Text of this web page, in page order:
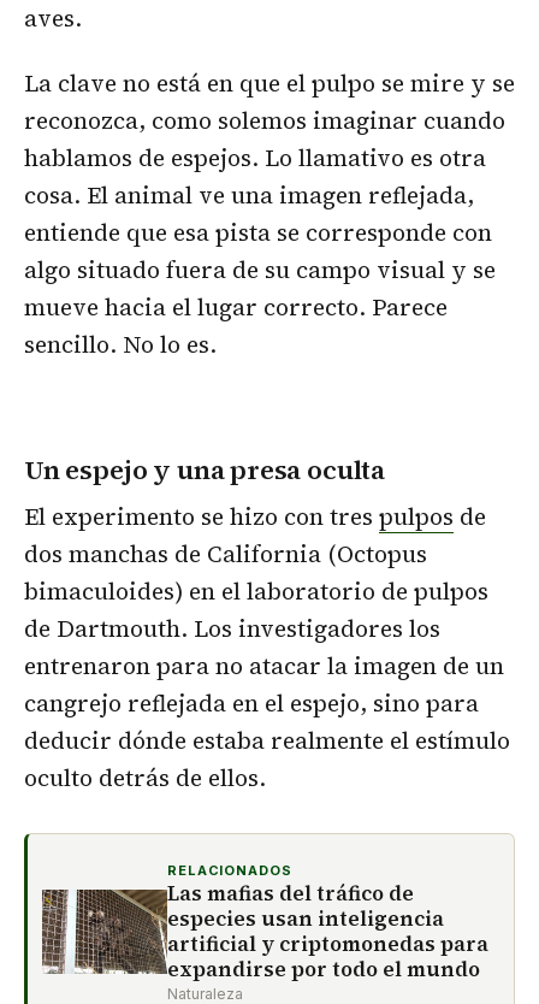
aves.
La clave no está en que el pulpo se mire y se
reconozca, como solemos imaginar cuando
hablamos de espejos. Lo llamativo es otra
cosa. El animal ve una imagen reflejada,
entiende que esa pista se corresponde con
algo situado fuera de su campo visual y se
mueve hacia el lugar correcto. Parece
sencillo. No lo es.
Un espejo y una presa oculta
El experimento se hizo con tres pulpos de
dos manchas de California (Octopus
bimaculoides) en el laboratorio de pulpos
de Dartmouth. Los investigadores los
entrenaron para no atacar la imagen de un
cangrejo reflejada en el espejo, sino para
deducir dónde estaba realmente el estímulo
oculto detrás de ellos.
RELACIONADOS
Las mafias del tráfico de
especies usan inteligencia
artificial y criptomonedas para
expandirse por todo el mundo
Naturaleza